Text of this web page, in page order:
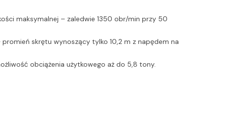
maksymalnej – zaledwie 1350 obr/min przy 50
skrętu wynoszący tylko 10,2 m z napędem na
obciążenia użytkowego aż do 5,8 tony.